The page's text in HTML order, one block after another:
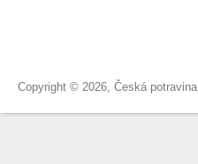
Copyright © 2026, Česká potravina.